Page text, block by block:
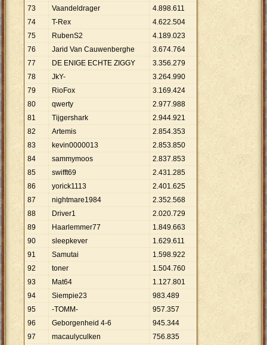
73
Vaandeldrager 4.898.611
74
T-Rex 4.622.504
75
RubenS2 4.189.023
76
Jarid Van Cauwenberghe 3.674.764
77
DE ENIGE ECHTE ZIGGY 3.356.279
78
JkY- 3.264.990
79
RioFox 3.169.424
80
qwerty 2.977.988
81
Tijgershark 2.944.921
82
Artemis 2.854.353
83
kevin0000013 2.853.850
84
sammymoos 2.837.853
85
swifft69 2.431.285
86
yorick1113 2.401.625
87
nightmare1984 2.352.568
88
Driver1 2.020.729
89
Haarlemmer77 1.849.663
90
sleepkever 1.629.611
91
Samutai 1.598.922
92
toner 1.504.760
93
Mat64 1.127.801
94
Siempie23 983.489
95
-TOMM- 957.357
96
Geborgenheid 4-6 945.344
97
macaulyculken 756.835